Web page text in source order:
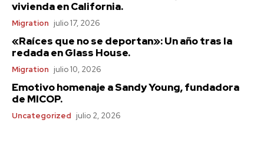
vivienda en California.
Migration julio 17, 2026
«Raíces que no se deportan»: Un año tras la
redada en Glass House.
Migration julio 10, 2026
Emotivo homenaje a Sandy Young, fundadora
de MICOP.
Uncategorized julio 2, 2026